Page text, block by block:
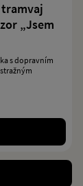
„Jsem
s dopravním